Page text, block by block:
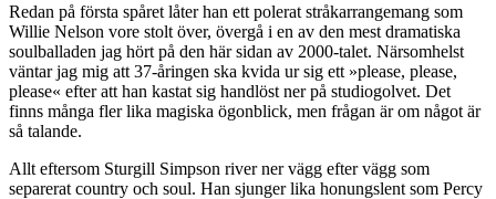
Redan på första spåret låter han ett polerat stråkarrangemang som
Willie Nelson vore stolt över, övergå i en av den mest dramatiska
soulballaden jag hört på den här sidan av 2000-talet. Närsomhelst
väntar jag mig att 37-åringen ska kvida ur sig ett »please, please,
please« efter att han kastat sig handlöst ner på studiogolvet. Det
finns många fler lika magiska ögonblick, men frågan är om något är
så talande.
Allt eftersom Sturgill Simpson river ner vägg efter vägg som
separerat country och soul. Han sjunger lika honungslent som Percy